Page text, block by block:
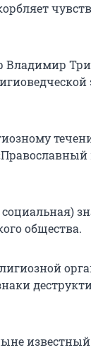
Владимир
общества.